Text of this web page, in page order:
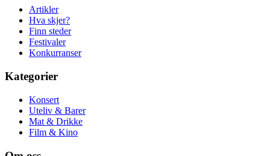
Artikler
Hva skjer?
Finn steder
Festivaler
Konkurranser
Kategorier
Konsert
Uteliv & Barer
Mat & Drikke
Film & Kino